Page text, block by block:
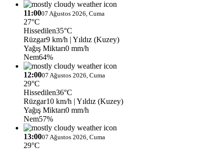
11:0007 Ağustos 2026, Cuma
27°C
Hissedilen35°C
Rüzgar9 km/h | Yıldız (Kuzey)
Yağış Miktarı0 mm/h
Nem64%
12:0007 Ağustos 2026, Cuma
29°C
Hissedilen36°C
Rüzgar10 km/h | Yıldız (Kuzey)
Yağış Miktarı0 mm/h
Nem57%
13:0007 Ağustos 2026, Cuma
29°C